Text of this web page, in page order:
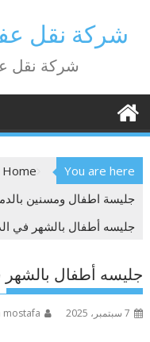
contentشركة نقل
شركة نقل
You are here
Home
جليسة اطفال ومسنين
جليسه أطفال بالشهر في الدمام
جليسه أطفال بالشهر في
7 سبتمبر، 2025 mostafa